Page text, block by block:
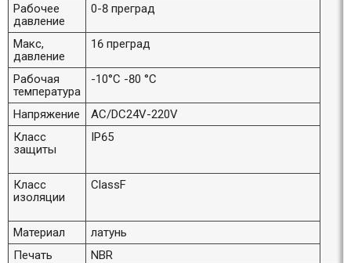
Рабочее
давление
0-8 преград
Макс,
давление
16 преград
Рабочая
температура
-10°С -80 °С
Напряжение
AC/DC24V-220V
Класс
защиты
IP65
Класс
изоляции
ClassF
Материал
латунь
Печать
NBR